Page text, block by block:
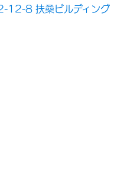
12-8 扶桑ビルディング